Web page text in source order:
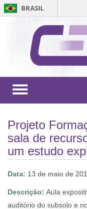
BRASIL
Toggle
Projeto
sala de
um estudo
Data: 13 de maio de
Descrição: Aula
auditório do subsolo e